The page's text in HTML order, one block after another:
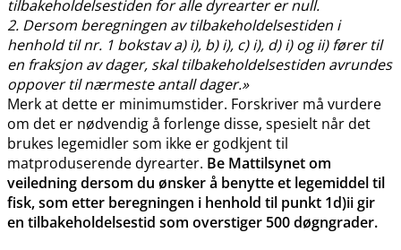
tilbakeholdelsestiden for alle dyrearter er null.
2. Dersom beregningen av tilbakeholdelsestiden i
henhold til nr. 1 bokstav a) i), b) i), c) i), d) i) og ii) fører til
en fraksjon av dager, skal tilbakeholdelsestiden avrundes
oppover til nærmeste antall dager.»
Merk at dette er minimumstider. Forskriver må vurdere
om det er nødvendig å forlenge disse, spesielt når det
brukes legemidler som ikke er godkjent til
matproduserende dyrearter. Be Mattilsynet om
veiledning dersom du ønsker å benytte et legemiddel til
fisk, som etter beregningen i henhold til punkt 1d)ii gir
en tilbakeholdelsestid som overstiger 500 døgngrader.